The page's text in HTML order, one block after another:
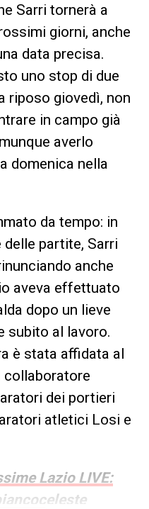
Sarri tornerà a
giorni, anche
data precisa.
uno stop di due
riposo giovedì, non
in campo già
averlo
domenica nella
da tempo: in
partite, Sarri
anche
aveva effettuato
dopo un lieve
subito al lavoro.
è stata affidata al
collaboratore
dei portieri
atletici Losi e
Lazio LIVE: